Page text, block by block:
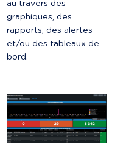
au travers des
graphiques, des
rapports, des alertes
et/ou des tableaux de
bord.